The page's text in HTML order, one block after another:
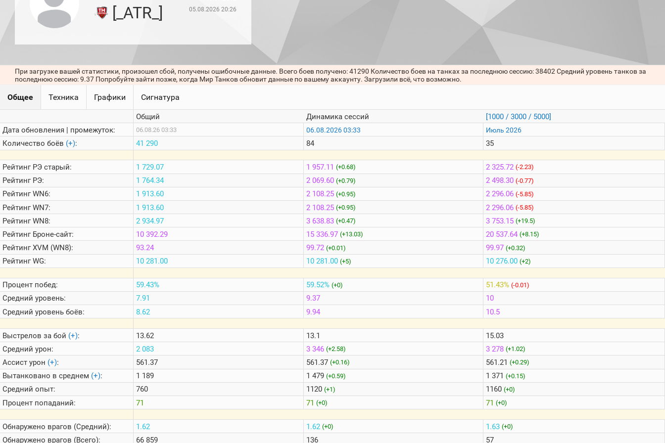
последние
сессии)
1000
стримеров
Информация
Онлайн
Цветовая
шкала
Теlegram
ВК
Портал
Мира
[_ATR_]
05.08.2026 20:26
При загрузке вашей статистики, произошел сбой, получены ошибочные данные. Всего боев получено: 41290 Количество боев на танках за последнюю сессию: 38402 Средний уровень танков за
последнюю сессию: 9.37 Попробуйте зайти позже, когда Мир Танков обновит данные по вашему аккаунту. Загрузили всё, что возможно.
Общее Техника Графики Сигнатура
Дата обновления | промежуток:
Количество боёв (+):
РейтингРЭ старый:
РейтингРЭ:
РейтингWN6:
РейтингWN7:
РейтингWN8:
РейтингБроне-сайт:
РейтингXVM (WN8):
РейтингWG:
Процент побед:
Средний уровень:
Средний уровень боёв:
Выстрелов за бой (+):
Средний урон:
Ассист урон (+):
Вытанковано в среднем (+):
Средний опыт:
Процент попаданий:
Обнаружено врагов (Средний):
Обнаружено врагов (Всего):
Общий
06.08.26 03:33
41 290
1 729.07
1 764.34
1 913.60
1 913.60
2 934.97
10 392.29
93.24
10 281.00
59.43%
7.91
8.62
13.62
2 083
561.37
1 189
760
71
1.62
66 859
Динамика сессий
06.08.2026 03:33
84
1 957.11 (+0.68)
2 069.60 (+0.79)
2 108.25 (+0.95)
2 108.25 (+0.95)
3 638.83 (+0.47)
15 336.97 (+13.03)
99.72 (+0.01)
10 281.00 (+5)
59.52%(+0)
9.37
9.94
13.1
3 346(+2.58)
561.37(+0.16)
1 479(+0.59)
1120(+1)
71(+0)
1.62(+0)
136
[1000 / 3000 / 5000]
Июль 2026
35
2 325.72 (-2.23)
2 498.30 (-0.77)
2 296.06 (-5.85)
2 296.06 (-5.85)
3 753.15 (+19.5)
20 537.64 (+8.15)
99.97 (+0.32)
10 276.00 (+2)
51.43% (-0.01)
10
10.5
15.03
3 278 (+1.02)
561.21 (+0.29)
1 371 (+0.15)
1160 (+0)
71 (+0)
1.63 (+0)
57